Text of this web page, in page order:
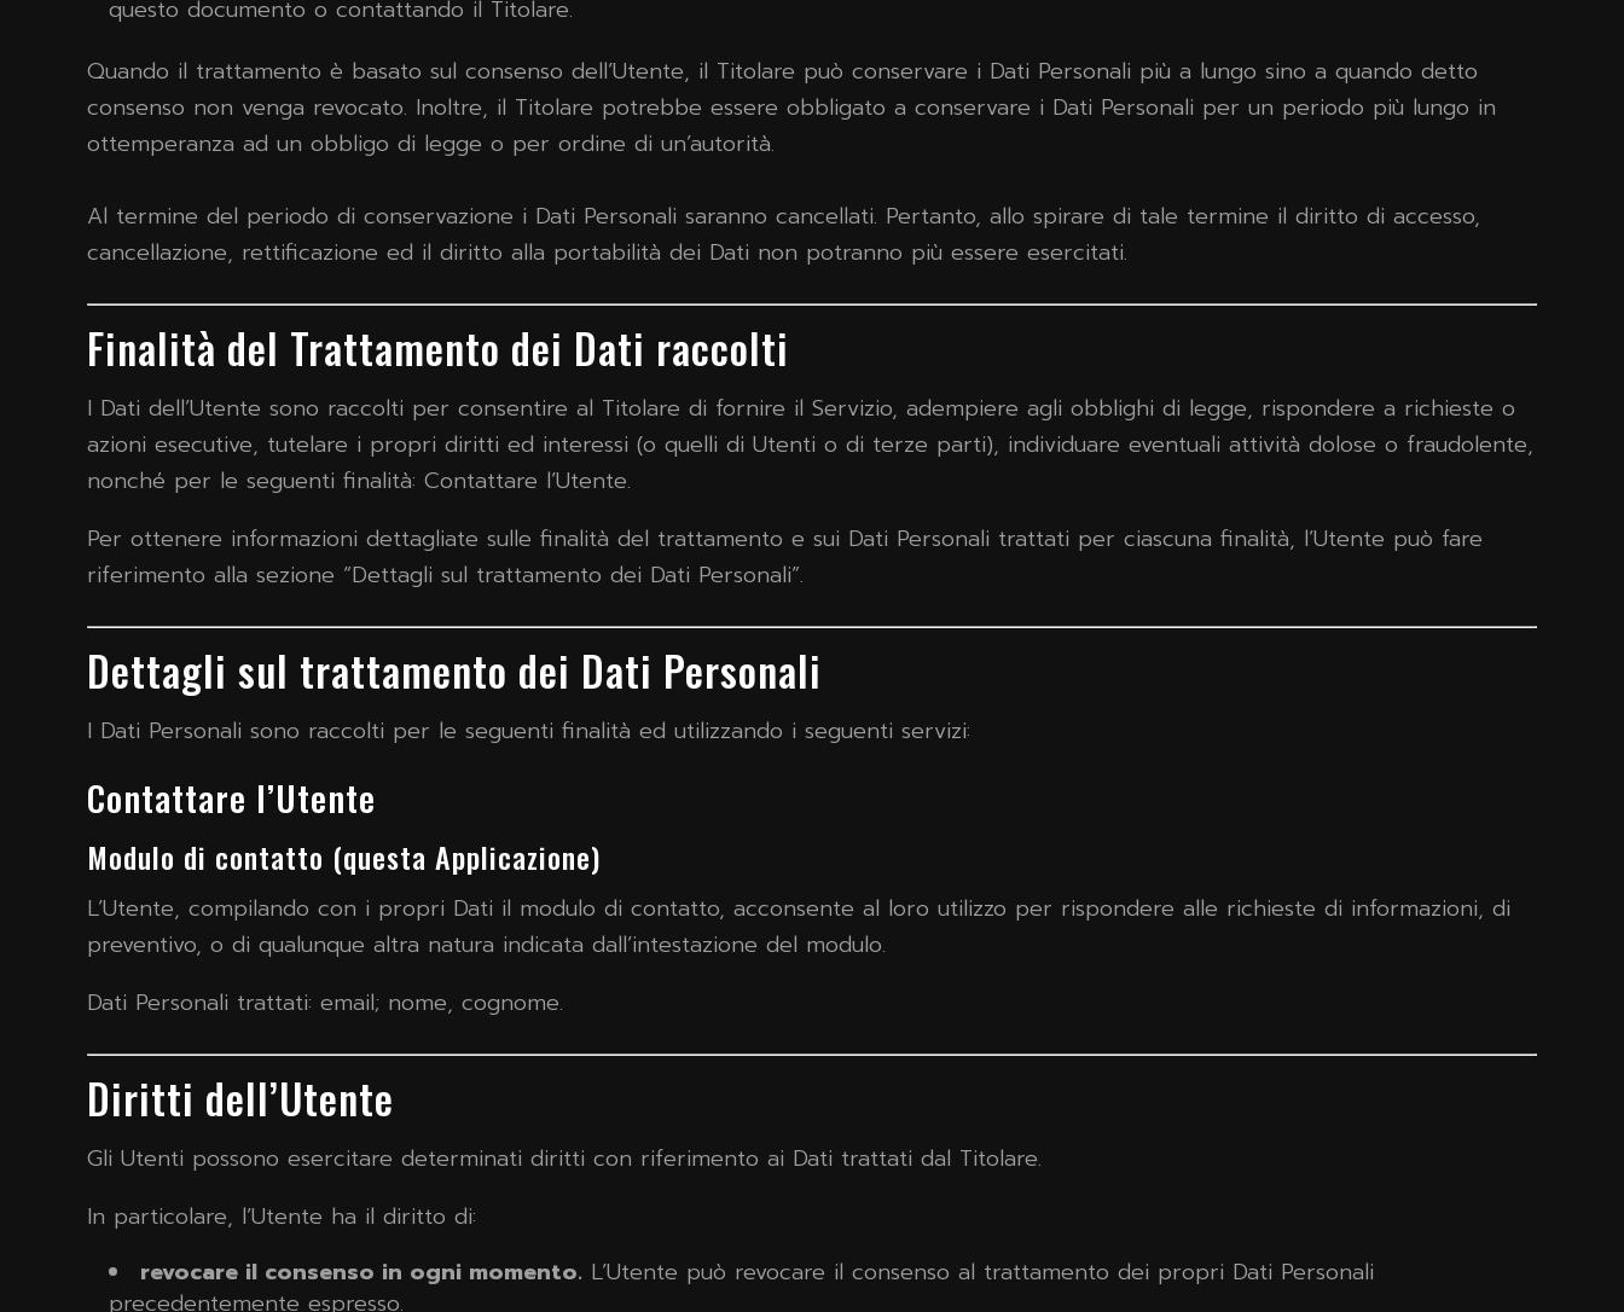
questo documento o contattando il Titolare.
Quando il trattamento è basato sul consenso dell’Utente, il Titolare può conservare i Dati Personali più a lungo sino a quando detto
consenso non venga revocato. Inoltre, il Titolare potrebbe essere obbligato a conservare i Dati Personali per un periodo più lungo in
ottemperanza ad un obbligo di legge o per ordine di un’autorità.
Al termine del periodo di conservazione i Dati Personali saranno cancellati. Pertanto, allo spirare di tale termine il diritto di accesso,
cancellazione, rettificazione ed il diritto alla portabilità dei Dati non potranno più essere esercitati.
Finalità del Trattamento dei Dati raccolti
I Dati dell’Utente sono raccolti per consentire al Titolare di fornire il Servizio, adempiere agli obblighi di legge, rispondere a richieste o
azioni esecutive, tutelare i propri diritti ed interessi (o quelli di Utenti o di terze parti), individuare eventuali attività dolose o fraudolente,
nonché per le seguenti finalità: Contattare l’Utente.
Per ottenere informazioni dettagliate sulle finalità del trattamento e sui Dati Personali trattati per ciascuna finalità, l’Utente può fare
riferimento alla sezione “Dettagli sul trattamento dei Dati Personali”.
Dettagli sul trattamento dei Dati Personali
I Dati Personali sono raccolti per le seguenti finalità ed utilizzando i seguenti servizi:
Contattare l’Utente
Modulo di contatto (questa Applicazione)
L’Utente, compilando con i propri Dati il modulo di contatto, acconsente al loro utilizzo per rispondere alle richieste di informazioni, di
preventivo, o di qualunque altra natura indicata dall’intestazione del modulo.
Dati Personali trattati: email; nome, cognome.
Diritti dell’Utente
Gli Utenti possono esercitare determinati diritti con riferimento ai Dati trattati dal Titolare.
In particolare, l’Utente ha il diritto di:
revocare il consenso in ogni momento. L’Utente può revocare il consenso al trattamento dei propri Dati Personali
precedentemente espresso.